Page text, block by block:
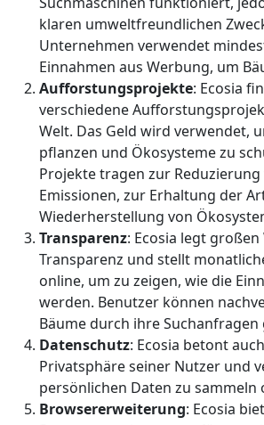
klaren umweltfreundlichen
Unternehmen verwendet
Einnahmen aus Werbung, um
Aufforstungsprojekte: Ecosia
verschiedene
Welt. Das Geld wird verwendet,
pflanzen und Ökosysteme zu
Projekte tragen zur Reduzierung
Emissionen, zur Erhaltung der
Wiederherstellung von
Transparenz: Ecosia legt
Transparenz und stellt
online, um zu zeigen, wie die
werden. Benutzer können
Bäume durch ihre
Datenschutz: Ecosia betont
Privatsphäre seiner Nutzer und
persönlichen Daten zu sammeln
Browsererweiterung: Ecosia